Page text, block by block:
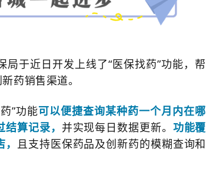
于近日开发上线了“医保找药”功能，帮
药销售渠道。
”功能可以便捷查询某种药一个月内在哪
算记录， 并实现每日数据更新。 功能覆
且支持医保药品及创新药的模糊查询和